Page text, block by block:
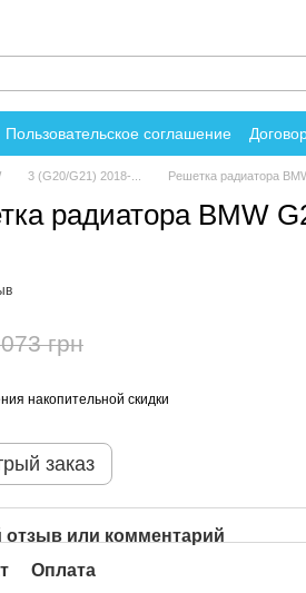
Пользовательское соглашение
3 (G20/G21) 2018-... Решетка радиатора
радиатора BMW
грн
накопительной скидки
заказ
или комментарий
Оплата